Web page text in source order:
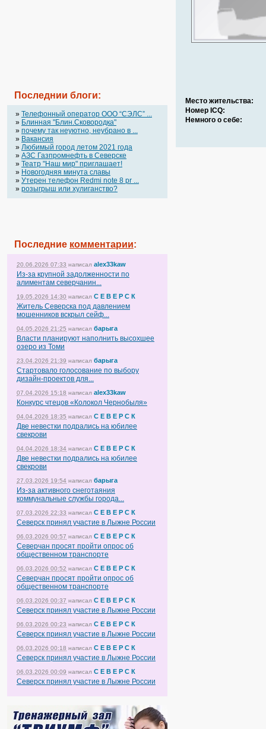
Последнии блоги:
» Телефонный оператор OOO “СЭЛС” ...
» Блинная "Блин.Сковородка"
» почему так неуютно, неубрано в ...
» Вакансия
» Любимый город летом 2021 года
» АЗС Газпромнефть в Северске
» Театр "Наш мир" приглашает!
» Новогодняя минута славы
» Утерен телефон Redmi note 8 pr ...
» розыгрыш или хулиганство?
Последние комментарии:
20.06.2026 07:33 написал alex33kaw
Из-за крупной задолженности по
алиментам северчанин...
19.05.2026 14:30 написал С Е В Е Р С К
Житель Северска под давлением
мошенников вскрыл сейф...
04.05.2026 21:25 написал барыга
Власти планируют наполнить высохшее
озеро из Томи
23.04.2026 21:39 написал барыга
Стартовало голосование по выбору
дизайн-проектов для...
07.04.2026 15:18 написал alex33kaw
Конкурс чтецов «Колокол Чернобыля»
04.04.2026 18:35 написал С Е В Е Р С К
Две невестки подрались на юбилее
свекрови
04.04.2026 18:34 написал С Е В Е Р С К
Две невестки подрались на юбилее
свекрови
27.03.2026 19:54 написал барыга
Из-за активного снеготаяния
коммунальные службы города...
07.03.2026 22:33 написал С Е В Е Р С К
Северск принял участие в Лыжне России
06.03.2026 00:57 написал С Е В Е Р С К
Северчан просят пройти опрос об
общественном транспорте
06.03.2026 00:52 написал С Е В Е Р С К
Северчан просят пройти опрос об
общественном транспорте
06.03.2026 00:37 написал С Е В Е Р С К
Северск принял участие в Лыжне России
06.03.2026 00:23 написал С Е В Е Р С К
Северск принял участие в Лыжне России
06.03.2026 00:18 написал С Е В Е Р С К
Северск принял участие в Лыжне России
06.03.2026 00:09 написал С Е В Е Р С К
Северск принял участие в Лыжне России
Место жительства:
Номер ICQ:
Немного о себе: